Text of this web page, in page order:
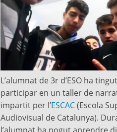
L’alumnat de 3r d’ESO ha
participar en un taller de
impartit per l’ESCAC(Escola
Audiovisual de Catalunya).